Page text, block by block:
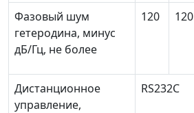
Фазовый шум
гетеродина, минус
дБ/Гц, не более
120 120
Дистанционное
управление,
RS232C